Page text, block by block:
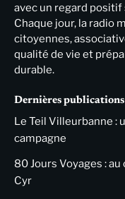
avec un regard positif
Chaque jour, la radio
citoyennes,
qualité de vie et
durable.
Dernières publications
Le Teil Villeurbanne :
campagne
80 Jours Voyages :
Cyr